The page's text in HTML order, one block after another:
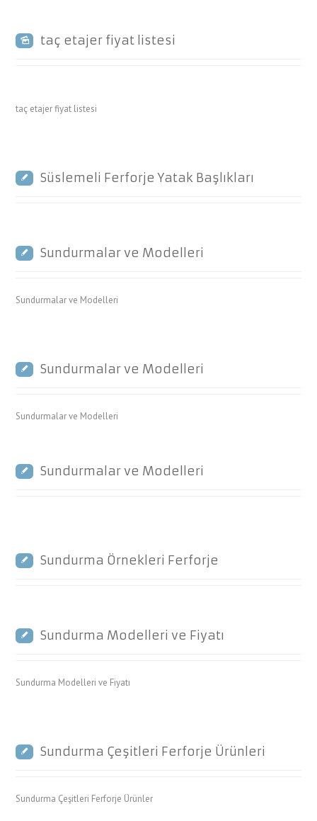
taç etajer fiyat listesi
taç etajer fiyat listesi
Süslemeli Ferforje Yatak Başlıkları
Sundurmalar ve Modelleri
Sundurmalar ve Modelleri
Sundurmalar ve Modelleri
Sundurmalar ve Modelleri
Sundurmalar ve Modelleri
Sundurma Örnekleri Ferforje
Sundurma Modelleri ve Fiyatı
Sundurma Modelleri ve Fiyatı
Sundurma Çeşitleri Ferforje Ürünleri
Sundurma Çeşitleri Ferforje Ürünler